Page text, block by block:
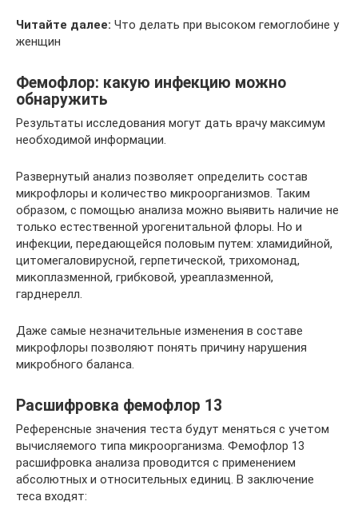
Читайте далее: Что делать при высоком гемоглобине у
женщин
Фемофлор: какую инфекцию можно
обнаружить
Результаты исследования могут дать врачу максимум
необходимой информации.
Развернутый анализ позволяет определить состав
микрофлоры и количество микроорганизмов. Таким
образом, с помощью анализа можно выявить наличие не
только естественной урогенитальной флоры. Но и
инфекции, передающейся половым путем: хламидийной,
цитомегаловирусной, герпетической, трихомонад,
микоплазменной, грибковой, уреаплазменной,
гарднерелл.
Даже самые незначительные изменения в составе
микрофлоры позволяют понять причину нарушения
микробного баланса.
Расшифровка фемофлор 13
Референсные значения теста будут меняться с учетом
вычисляемого типа микроорганизма. Фемофлор 13
расшифровка анализа проводится с применением
абсолютных и относительных единиц. В заключение
теса входят: